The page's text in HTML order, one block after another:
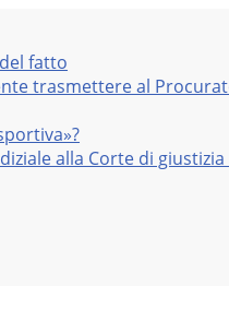
fatto
trasmettere al
alla Corte di